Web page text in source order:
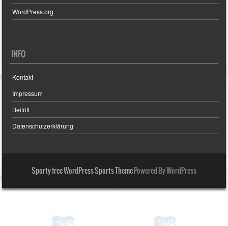
WordPress.org
INFO
Kontakt
Impressum
Beitritt
Datenschutzerklärung
Sporty free WordPress Sports ThemePowered By WordPress